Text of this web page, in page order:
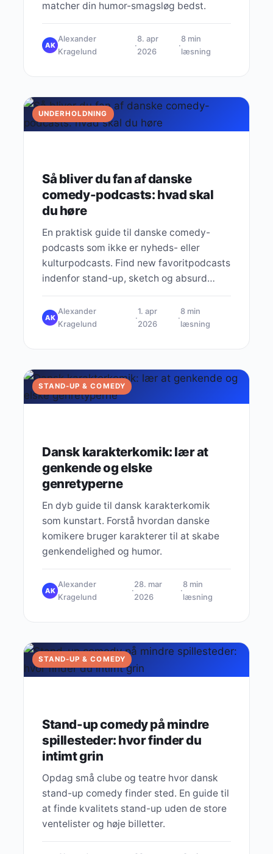
matcher din humor-smagsløg bedst.
AK
Alexander
Kragelund
·
8. apr
2026
·
8 min
læsning
UNDERHOLDNING
Så bliver du fan af danske
comedy-podcasts: hvad skal
du høre
En praktisk guide til danske comedy-
podcasts som ikke er nyheds- eller
kulturpodcasts. Find new favoritpodcasts
indenfor stand-up, sketch og absurd
AK
Alexander
Kragelund
·
1. apr
2026
·
8 min
læsning
STAND-UP & COMEDY
Dansk karakterkomik: lær at
genkende og elske
genretyperne
En dyb guide til dansk karakterkomik
som kunstart. Forstå hvordan danske
komikere bruger karakterer til at skabe
genkendelighed og humor.
AK
Alexander
Kragelund
·
28. mar
2026
·
8 min
læsning
STAND-UP & COMEDY
Stand-up comedy på mindre
spillesteder: hvor finder du
intimt grin
Opdag små clube og teatre hvor dansk
stand-up comedy finder sted. En guide til
at finde kvalitets stand-up uden de store
ventelister og høje billetter.